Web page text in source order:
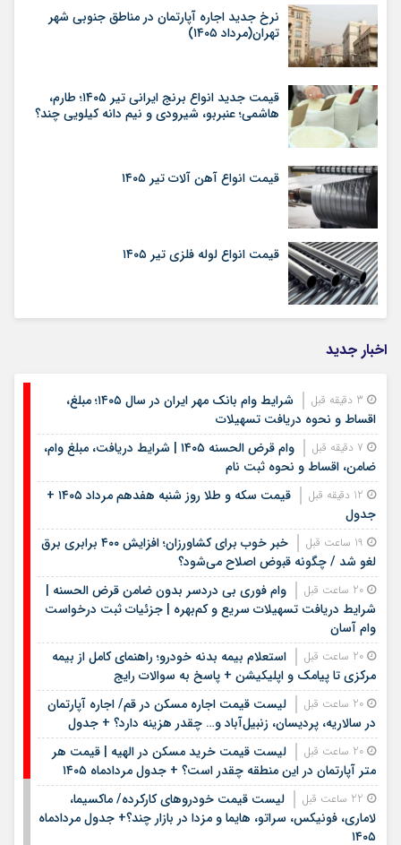
نرخ جدید اجاره آپارتمان در مناطق جنوبی شهر
تهران(مرداد ۱۴۰۵)
قیمت جدید انواع برنج ایرانی تیر ۱۴۰۵؛ طارم،
هاشمی؛ عنبربو، شیرودی و نیم دانه کیلویی چند؟
قیمت انواع آهن آلات تیر ۱۴۰۵
قیمت انواع لوله فلزی تیر ۱۴۰۵
اخبار جدید
شرایط وام بانک مهر ایران در سال ۱۴۰۵؛ مبلغ،
اقساط و نحوه دریافت تسهیلات
وام قرض الحسنه ۱۴۰۵ | شرایط دریافت، مبلغ وام،
ضامن، اقساط و نحوه ثبت نام
قیمت سکه و طلا روز شنبه هفدهم مرداد ۱۴۰۵ +
جدول
خبر خوب برای کشاورزان؛ افزایش ۴۰۰ برابری برق
لغو شد / چگونه قبوض اصلاح می‌شود؟
وام فوری بی دردسر بدون ضامن قرض الحسنه |
شرایط دریافت تسهیلات سریع و کم‌بهره | جزئیات ثبت درخواست
وام آسان
استعلام بیمه بدنه خودرو؛ راهنمای کامل از بیمه
مرکزی تا پیامک و اپلیکیشن + پاسخ به سوالات رایج
لیست قیمت اجاره مسکن در قم/ اجاره آپارتمان
در سالاریه، پردیسان، زنبیل‌آباد و… چقدر هزینه دارد؟ + جدول
لیست قیمت خرید مسکن در الهیه | قیمت هر
متر آپارتمان در این منطقه چقدر است؟ + جدول مردادماه ۱۴۰۵
لیست قیمت خودروهای کارکرده/ ماکسیما،
لاماری، فونیکس، سراتو، هایما و مزدا در بازار چند؟+ جدول مردادماه
۱۴۰۵